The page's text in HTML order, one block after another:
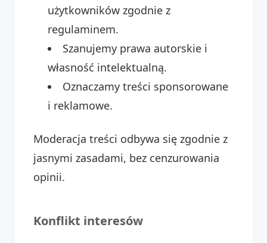
użytkowników zgodnie z
regulaminem.
Szanujemy prawa autorskie i
własność intelektualną.
Oznaczamy treści sponsorowane
i reklamowe.
Moderacja treści odbywa się zgodnie z
jasnymi zasadami, bez cenzurowania
opinii.
Konflikt interesów